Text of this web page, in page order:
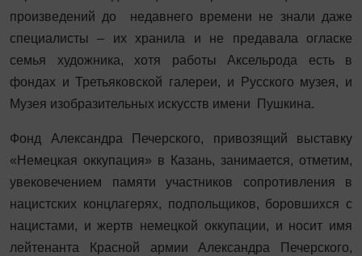
произведений до недавнего времени не знали даже
специалисты – их хранила и не предавала огласке
семья художника, хотя работы Аксельрода есть в
фондах и Третьяковской галереи, и Русского музея, и
Музея изобразительных искусств имени Пушкина.
Фонд Александра Печерского, привозящий выставку
«Немецкая оккупация» в Казань, занимается, отметим,
увековечением памяти участников сопротивления в
нацистских концлагерях, подпольщиков, боровшихся с
нацистами, и жертв немецкой оккупации, и носит имя
лейтенанта Красной армии Александра Печерского,